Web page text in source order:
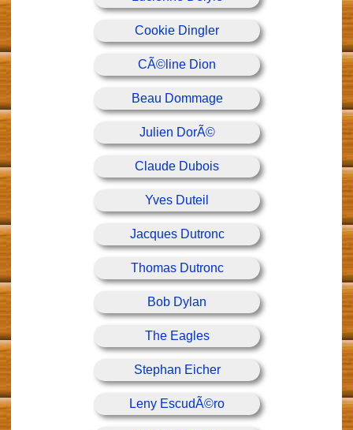
Cookie Dingler
CÃ©line Dion
Beau Dommage
Julien DorÃ©
Claude Dubois
Yves Duteil
Jacques Dutronc
Thomas Dutronc
Bob Dylan
The Eagles
Stephan Eicher
Leny EscudÃ©ro